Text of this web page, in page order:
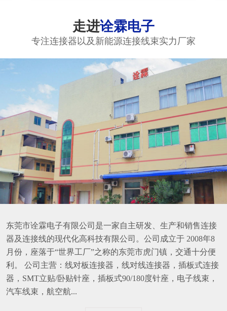
走进诠霖电子
专注连接器以及新能源连接线束实力厂家
东莞市诠霖电子有限公司是一家自主研发、生产和销售连接
器及连接线的现代化高科技有限公司。公司成立于 2008年8
月份，座落于“世界工厂”之称的东莞市虎门镇，交通十分便
利。 公司主营：线对板连接器，线对线连接器，插板式连接
器，SMT立贴/卧贴针座，插板式90/180度针座，电子线束，
汽车线束，航空航...